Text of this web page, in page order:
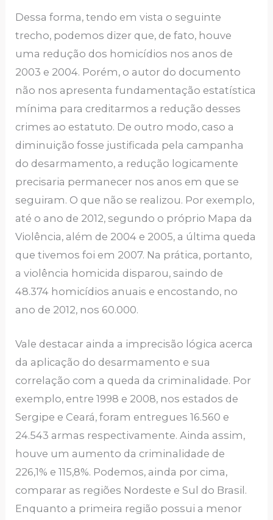
Dessa forma, tendo em vista o seguinte
trecho, podemos dizer que, de fato, houve
uma redução dos homicídios nos anos de
2003 e 2004. Porém, o autor do documento
não nos apresenta fundamentação estatística
mínima para creditarmos a redução desses
crimes ao estatuto. De outro modo, caso a
diminuição fosse justificada pela campanha
do desarmamento, a redução logicamente
precisaria permanecer nos anos em que se
seguiram. O que não se realizou. Por exemplo,
até o ano de 2012, segundo o próprio Mapa da
Violência, além de 2004 e 2005, a última queda
que tivemos foi em 2007. Na prática, portanto,
a violência homicida disparou, saindo de
48.374 homicídios anuais e encostando, no
ano de 2012, nos 60.000.
Vale destacar ainda a imprecisão lógica acerca
da aplicação do desarmamento e sua
correlação com a queda da criminalidade. Por
exemplo, entre 1998 e 2008, nos estados de
Sergipe e Ceará, foram entregues 16.560 e
24.543 armas respectivamente. Ainda assim,
houve um aumento da criminalidade de
226,1% e 115,8%. Podemos, ainda por cima,
comparar as regiões Nordeste e Sul do Brasil.
Enquanto a primeira região possui a menor